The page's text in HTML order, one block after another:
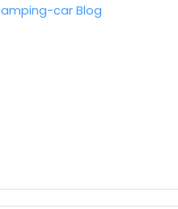
carBlog